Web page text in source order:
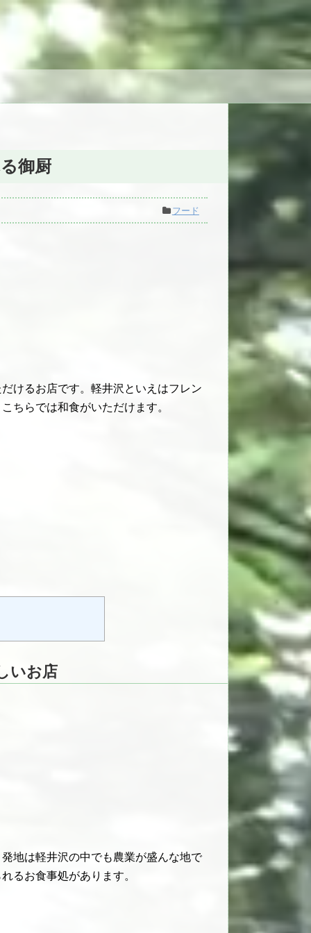
御厨
フード
けるお店です。軽井沢といえはフレン
ちらでは和食がいただけます。
いお店
地は軽井沢の中でも農業が盛んな地で
るお食事処があります。